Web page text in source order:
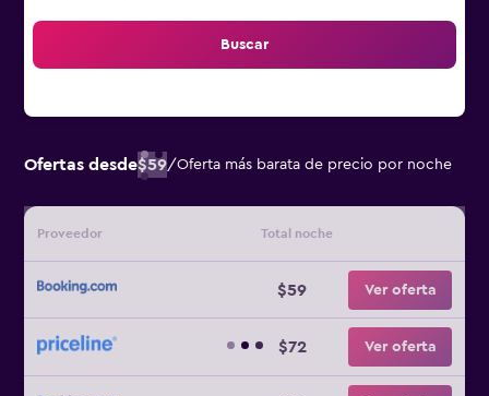
Buscar
Ofertas desde$59/Oferta más barata de precio por noche
Proveedor Total noche
$59 Ver oferta
$72 Ver oferta